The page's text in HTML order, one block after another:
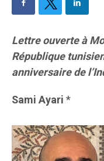
Lettre ouverte à
République
anniversaire de
Sami Ayari*